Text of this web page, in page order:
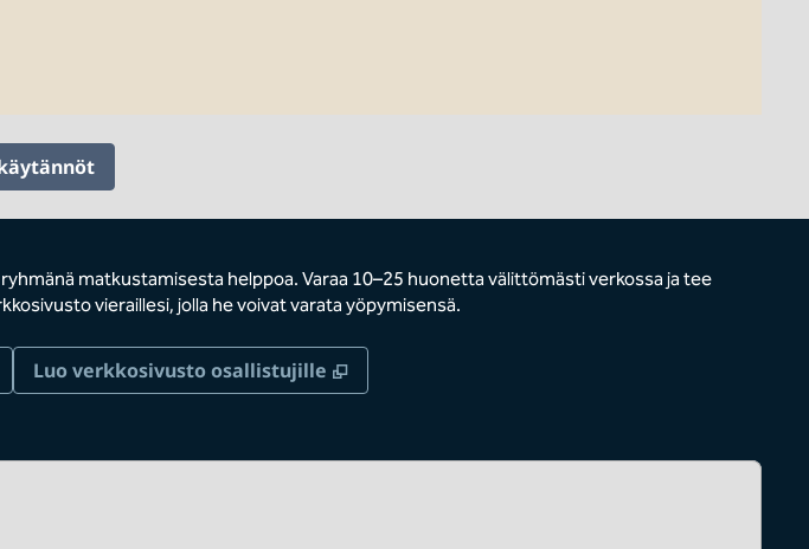
matkustamisesta helppoa. Varaa 10–25 huonetta välittömästi verkossa ja tee
vieraillesi, jolla he voivat varata yöpymisensä.
Avaa uuden välilehden
Luo verkkosivusto osallistujille ,